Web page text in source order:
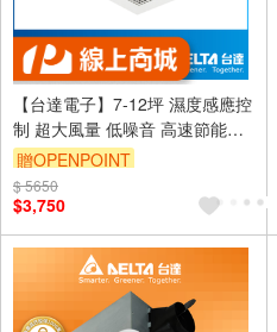
【台達電子】7-12坪 濕度感應控
制 超大風量 低噪音 高速節能換
氣扇 DC直流 三年保固
(VFB32AGT)
贈OPENPOINT
訂單滿999享9折
$ 5650
$3,750